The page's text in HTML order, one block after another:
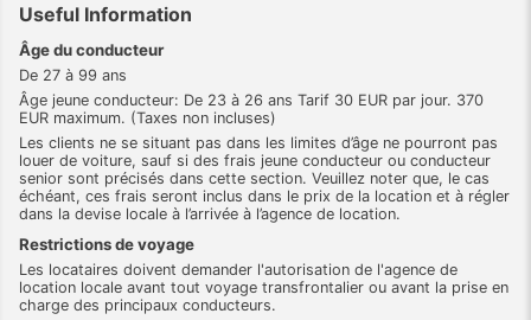
Useful Information
Âge du conducteur
De 27 à 99 ans
Âge jeune conducteur: De 23 à 26 ans Tarif 30 EUR par jour. 370
EUR maximum. (Taxes non incluses)
Les clients ne se situant pas dans les limites d’âge ne pourront pas
louer de voiture, sauf si des frais jeune conducteur ou conducteur
senior sont précisés dans cette section. Veuillez noter que, le cas
échéant, ces frais seront inclus dans le prix de la location et à régler
dans la devise locale à l’arrivée à l’agence de location.
Restrictions de voyage
Les locataires doivent demander l'autorisation de l'agence de
location locale avant tout voyage transfrontalier ou avant la prise en
charge des principaux conducteurs.